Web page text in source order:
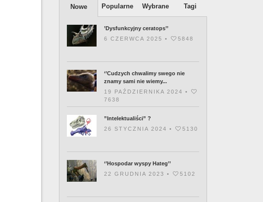
Nowe Popularne Wybrane Tagi
’Dysfunkcyjny ceratops’’
6 CZERWCA 2025 •
5848
‘’Cudzych chwalimy swego nie
znamy sami nie wiemy...
19 PAŹDZIERNIKA 2024 •
7638
”Intelektualiści” ?
26 STYCZNIA 2024 •
5130
‘’Hospodar wyspy Hateg’’
22 GRUDNIA 2023 •
5102